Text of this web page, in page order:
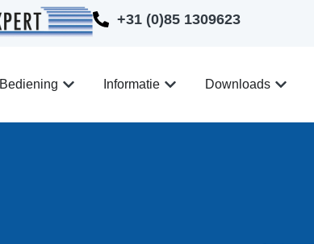
+31 (0)85 1309623
Bediening Informatie Downloads